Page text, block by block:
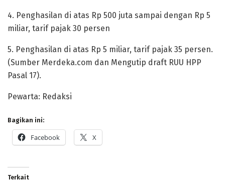
4. Penghasilan di atas Rp 500 juta sampai dengan Rp 5
miliar, tarif pajak 30 persen
5. Penghasilan di atas Rp 5 miliar, tarif pajak 35 persen.
(Sumber Merdeka.com dan Mengutip draft RUU HPP
Pasal 17).
Pewarta: Redaksi
Bagikan ini:
Facebook X
Terkait